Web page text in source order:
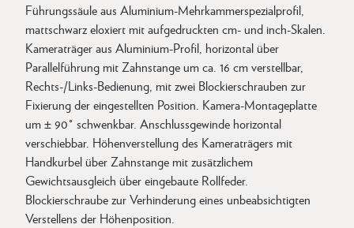
Führungssäule aus Aluminium-Mehrkammerspezialprofil,
mattschwarz eloxiert mit aufgedruckten cm- und inch-Skalen.
Kameraträger aus Aluminium-Profil, horizontal über
Parallelführung mit Zahnstange um ca. 16 cm verstellbar,
Rechts-/Links-Bedienung, mit zwei Blockierschrauben zur
Fixierung der eingestellten Position. Kamera-Montageplatte
um ± 90° schwenkbar. Anschlussgewinde horizontal
verschiebbar. Höhenverstellung des Kameraträgers mit
Handkurbel über Zahnstange mit zusätzlichem
Gewichtsausgleich über eingebaute Rollfeder.
Blockierschraube zur Verhinderung eines unbeabsichtigten
Verstellens der Höhenposition.